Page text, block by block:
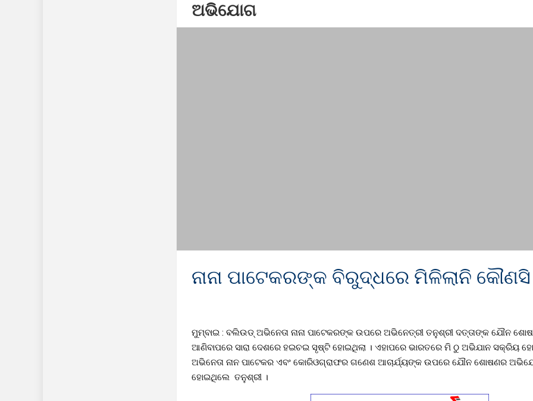
ଅଭିଯୋଗ
ନାନା ପାଟେକରଙ୍କ ବିରୁଦ୍ଧରେ ମିଳିଲାନି
ମୁମ୍ବାଇ : ବଲିଉଡ୍ ଅଭିନେତା ନାନା ପାଟେକରଙ୍କ ଉପରେ ଅଭିନେତ୍ରୀ ତନୁଶ୍ରୀ ଦତ୍ତାଙ୍କ ଯୌନ
ଆଣିବାପରେ ସାରା ଦେଶରେ ହଇଚଇ ସୃଷ୍ଟି ହୋଇଥିଲା । ଏହାପରେ ଭାରତରେ ମି ଠୁ ଅଭିଯାନ ସକ୍ରିୟ
ଅଭିନେତା ନାନ ପାଟେକର ଏବଂ କୋରିଓଗ୍ରାଫର ଗଣେଶ ଆଚାର୍ଯ୍ୟଙ୍କ ଉପରେ ଯୌନ ଶୋଷଣର
ହୋଇଥିଲେ ତନୁଶ୍ରୀ ।